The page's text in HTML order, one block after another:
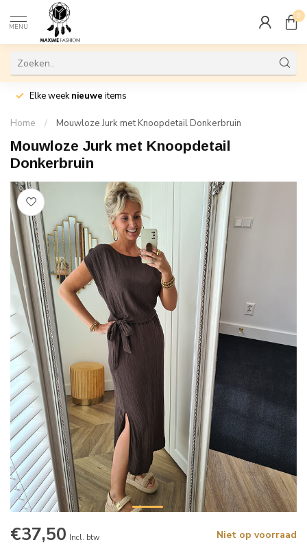
MENU
0
Elke weeknieuwe items
Home / Mouwloze Jurk met Knoopdetail Donkerbruin
Mouwloze Jurk met Knoopdetail
Donkerbruin
€37,50 Incl. btw Niet op voorraad